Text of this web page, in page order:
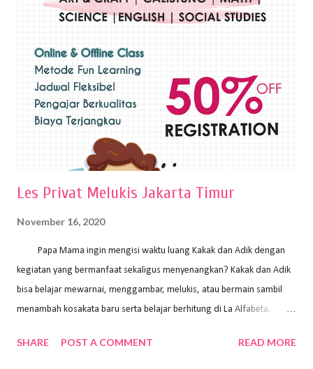
sapuan warna cat yang tebal. Dengan memberikan sapuan warna
pelukis untuk menghasilkan lukisan yang mempesona dan tentunya
bernilai tinggi. Ciri teknik plakat Ciri-ciri teknik plakat, yaitu: Sapuan
warna yang kental dan tebal. Hasil lukisan menutupi seluruh bagian
medianya Mem...
Les Privat Melukis Jakarta Timur
November 16, 2020
Papa Mama ingin mengisi waktu luang Kakak dan Adik dengan
kegiatan yang bermanfaat sekaligus menyenangkan? Kakak dan Adik
bisa belajar mewarnai, menggambar, melukis, atau bermain sambil
menambah kosakata baru serta belajar berhitung di La Alfabeta.
kok untuk mengajar dengan metode yang fun, La Alfabeta
SHARE POST A COMMENT READ MORE